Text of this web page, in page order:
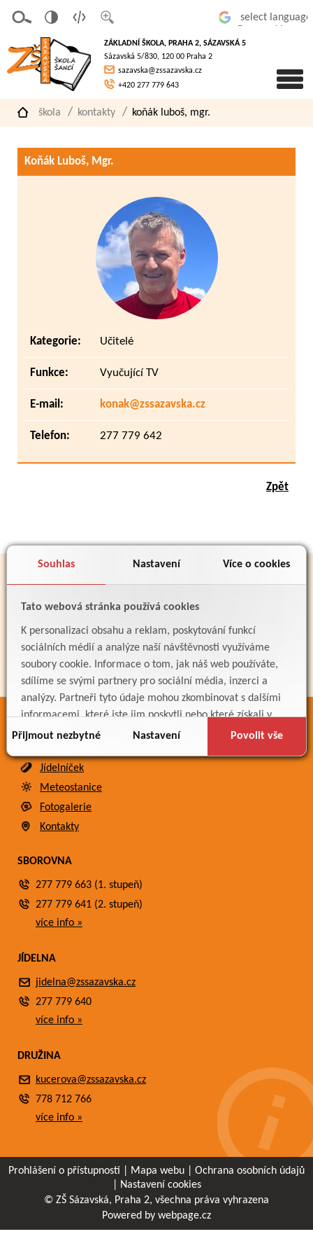
Souhlas Nastavení Více o cookies
Tato webová stránka používá cookies
K personalizaci obsahu a reklam, poskytování funkcí
sociálních médií a analýze naší návštěvnosti využíváme
soubory cookie. Informace o tom, jak náš web používáte,
sdílíme se svými partnery pro sociální média, inzerci a
analýzy. Partneři tyto údaje mohou zkombinovat s dalšími
informacemi, které jste jim poskytli nebo které získali v
důsledku toho, že používáte jejich služby.
Přijmout nezbytné Nastavení Povolit vše
písmo
á
verze
pro
slaboz
raké
ZÁKLADNÍ ŠKOLA, PRAHA 2, SÁZAVSKÁ 5
Sázavská 5/830, 120 00 Praha 2
sazavska@zssazavska.cz
+420 277 779 643
škola kontakty koňák luboš, mgr.
Koňák Luboš, Mgr.
Kategorie: Učitelé
Funkce: Vyučující TV
E-mail: konak@zssazavska.cz
Telefon: 277 779 642
Zpět
Jídelníček
Meteostanice
Fotogalerie
Kontakty
SBOROVNA
277 779 663 (1. stupeň)
277 779 641 (2. stupeň)
více info »
JÍDELNA
jidelna@zssazavska.cz
277 779 640
více info »
DRUŽINA
kucerova@zssazavska.cz
778 712 766
více info »
Prohlášení o přístupnosti Mapa webu
Ochrana osobních údajů
Nastavení cookies
© ZŠ Sázavská, Praha 2, všechna práva vyhrazena
Powered by webpage.cz